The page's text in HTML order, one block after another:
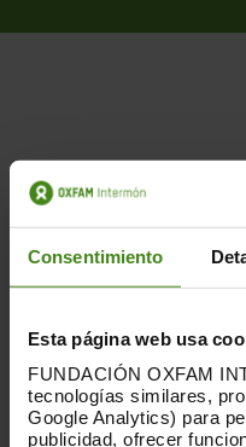
Consentimiento
Esta página web usa
FUNDACIÓN OXFAM
tecnologías similares,
Google Analytics) para
publicidad, ofrecer